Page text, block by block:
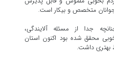
جوانان متخصص و بیکار است.
جدا از مسئله آلایندگی،
محقق شده بود اکنون استان
بهتری داشت.